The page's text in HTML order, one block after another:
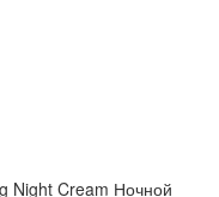
Night Cream Ночной